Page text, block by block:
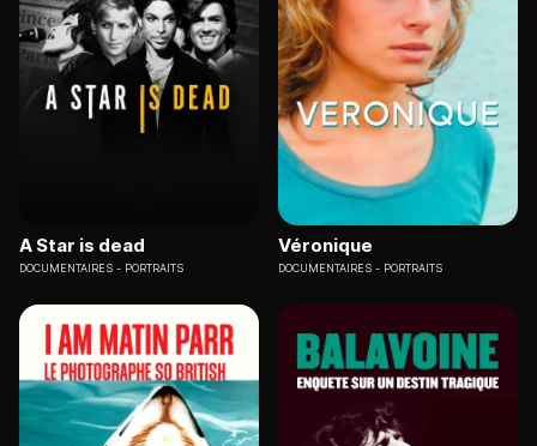
A Star is dead
DOCUMENTAIRES PORTRAITS
Véronique
DOCUMENTAIRES PORTRAITS